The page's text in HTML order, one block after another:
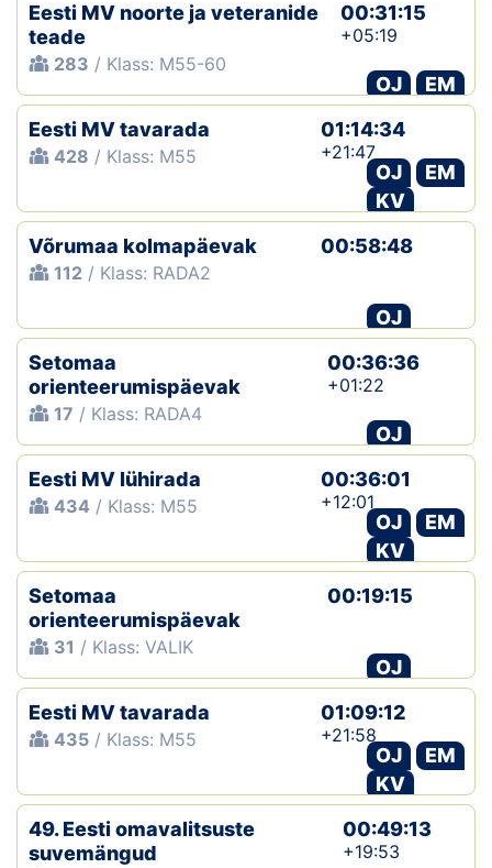
Eesti MV noorte ja veteranide
teade
283 / Klass: M55-60
00:31:15
+05:19
OJ
EM
Eesti MV tavarada
428 / Klass: M55
01:14:34
+21:47
OJ
EM
KV
Võrumaa kolmapäevak
112 / Klass: RADA2
00:58:48
OJ
Setomaa
orienteerumispäevak
17 / Klass: RADA4
00:36:36
+01:22
OJ
Eesti MV lühirada
434 / Klass: M55
00:36:01
+12:01
OJ
EM
KV
Setomaa
orienteerumispäevak
31 / Klass: VALIK
00:19:15
OJ
Eesti MV tavarada
435 / Klass: M55
01:09:12
+21:58
OJ
EM
KV
49. Eesti omavalitsuste
suvemängud
00:49:13
+19:53